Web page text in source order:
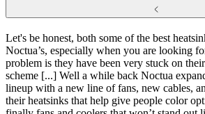
Let's be honest, both some of the best
Noctua’s, especially when you are looking
problem is they have been very stuck on
scheme [...] Well a while back Noctua
lineup with a new line of fans, new cables,
their heatsinks that help give people color